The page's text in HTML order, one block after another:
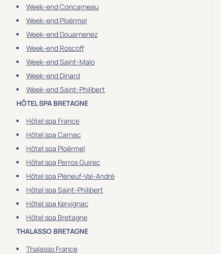
Week-end Concarneau
Week-end Ploërmel
Week-end Douarnenez
Week-end Roscoff
Week-end Saint-Malo
Week-end Dinard
Week-end Saint-Philibert
HÔTEL SPA BRETAGNE
Hôtel spa France
Hôtel spa Carnac
Hôtel spa Ploërmel
Hôtel spa Perros Guirec
Hôtel spa Pléneuf-Val-André
Hôtel spa Saint-Philibert
Hôtel spa Kervignac
Hôtel spa Bretagne
THALASSO BRETAGNE
Thalasso France